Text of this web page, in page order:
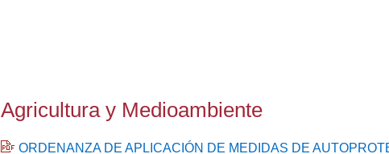
Agricultura y Medioambiente
ORDENANZA DE APLICACIÓN DE MEDIDAS DE